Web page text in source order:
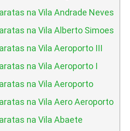
na Vila Andrade Neves
na Vila Alberto Simoes
na Vila Aeroporto III
na Vila Aeroporto I
na Vila Aeroporto
na Vila Aero Aeroporto
na Vila Abaete